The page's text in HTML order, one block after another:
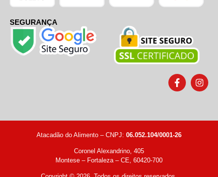
SEGURANÇA
Atacadão do Alimento – CNPJ: 06.052.104/0001-26
Coronel Alexandrino, 405
Montese – Fortaleza – CE, 60420-700